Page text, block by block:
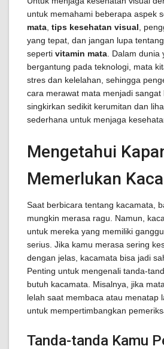
untuk memahami beberapa aspek
mata tips kesehatan visual ,
yang tepat, dan jangan lupa
seperti vitamin mata . Dalam
bergantung pada teknologi, mata
stres dan kelelahan, sehingga
cara merawat mata menjadi sangat
singkirkan sedikit kerumitan dan
sederhana untuk menjaga
Mengetahui
Memerlukan
Saat berbicara tentang kacamata,
mungkin merasa ragu. Namun,
untuk mereka yang memiliki
serius. Jika kamu merasa sering
dengan jelas, kacamata bisa jadi
Penting untuk mengenali tanda-
butuh kacamata. Misalnya, jika
lelah saat membaca atau menatap
untuk mempertimbangkan
Tanda-tanda Kamu